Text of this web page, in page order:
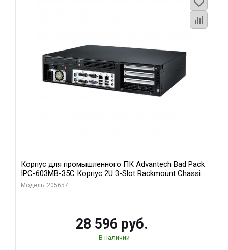
Корпус для промышленного ПК Advantech Bad Pack
IPC-603MB-35C Корпус 2U 3-Slot Rackmount Chassis
for ATX/MicroATX Motherboard with Front I Advantech
Модель: 205657
28 596 руб.
В наличии